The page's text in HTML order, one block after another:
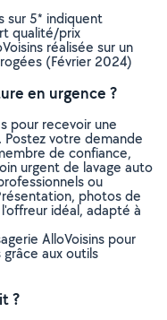
sur 5* indiquent
qualité/prix
réalisée sur un
(Février 2024)
en urgence ?
pour recevoir une
votre demande
de confiance,
urgent de lavage auto
ou
photos de
idéal, adapté à
AlloVoisins pour
aux outils
?